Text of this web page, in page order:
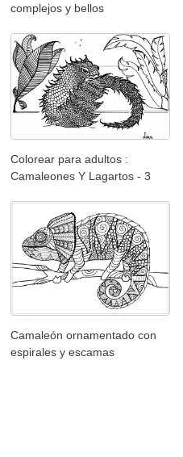
complejos y bellos
Colorear para adultos :
Camaleones Y Lagartos - 3
Camaleón ornamentado con
espirales y escamas